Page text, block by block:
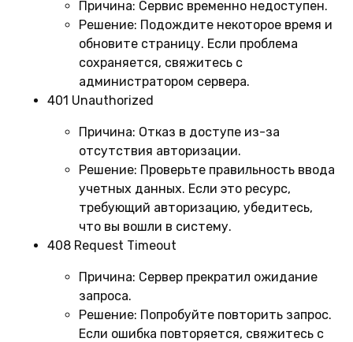
Причина: Сервис временно недоступен.
Решение: Подождите некоторое время и
обновите страницу. Если проблема
сохраняется, свяжитесь с
администратором сервера.
401 Unauthorized
Причина: Отказ в доступе из-за
отсутствия авторизации.
Решение: Проверьте правильность ввода
учетных данных. Если это ресурс,
требующий авторизацию, убедитесь,
что вы вошли в систему.
408 Request Timeout
Причина: Сервер прекратил ожидание
запроса.
Решение: Попробуйте повторить запрос.
Если ошибка повторяется, свяжитесь с